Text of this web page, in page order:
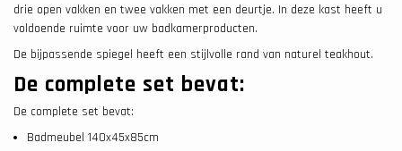
drie open vakken en twee vakken met een deurtje. In deze kast heeft u
voldoende ruimte voor uw badkamerproducten.
De bijpassende spiegel heeft een stijlvolle rand van naturel teakhout.
De complete set bevat:
De complete set bevat:
Badmeubel 140x45x85cm